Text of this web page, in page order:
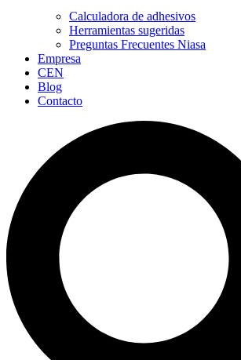
Calculadora de adhesivos
Herramientas sugeridas
Preguntas Frecuentes Niasa
Empresa
CEN
Blog
Contacto